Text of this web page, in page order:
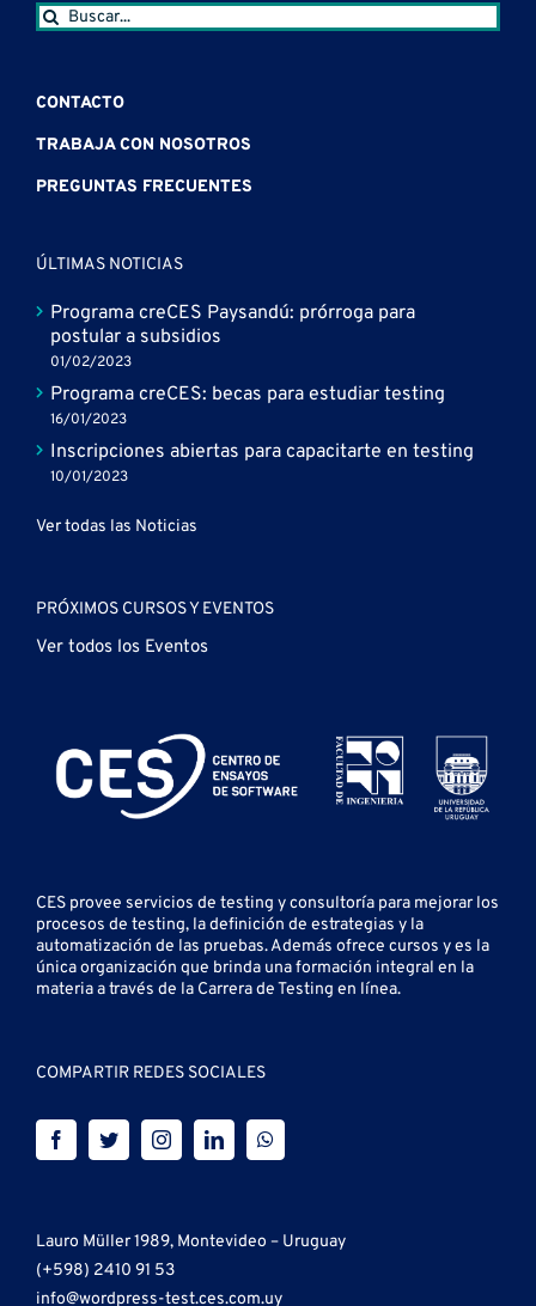
Buscar:
CONTACTO
TRABAJA CON NOSOTROS
PREGUNTAS FRECUENTES
ÚLTIMAS NOTICIAS
Programa creCES Paysandú: prórroga para
postular a subsidios
01/02/2023
Programa creCES: becas para estudiar testing
16/01/2023
Inscripciones abiertas para capacitarte en testing
10/01/2023
Ver todas las Noticias
PRÓXIMOS CURSOS Y EVENTOS
Ver todos los Eventos
CES provee servicios de testing yconsultoría para mejorar los
procesos de testing, la definición de estrategias y la
automatización de las pruebas.Además ofrece cursos y es la
única organización que brinda una formación integral en la
materia a través de la Carrera de Testing en línea.
COMPARTIR REDES SOCIALES
Lauro Müller 1989, Montevideo – Uruguay
(+598) 2410 91 53
info@wordpress-test.ces.com.uy